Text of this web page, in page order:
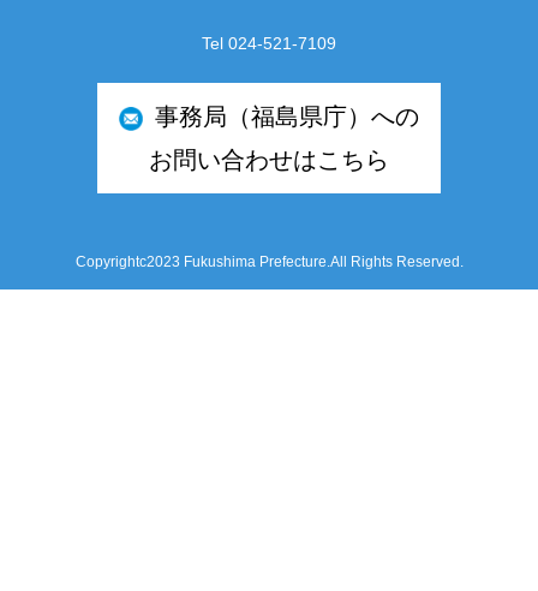
Tel 024-521-7109
事務局（福島県庁）への
お問い合わせはこちら
Copyrightc2023 Fukushima Prefecture.All Rights Reserved.